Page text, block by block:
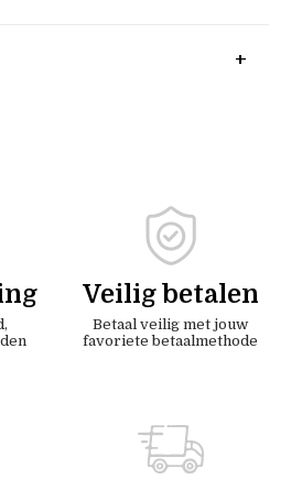
Veilig betalen
Betaal veilig met jouw
favoriete betaalmethode